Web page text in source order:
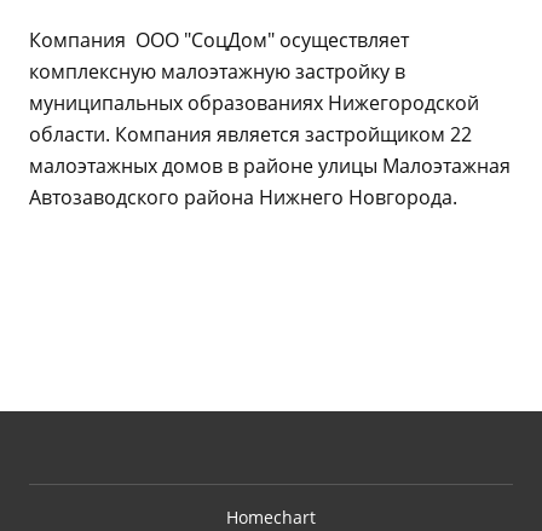
Компания ООО "СоцДом" осуществляет
комплексную малоэтажную застройку в
муниципальных образованиях Нижегородской
области. Компания является застройщиком 22
малоэтажных домов в районе улицы Малоэтажная
Автозаводского района Нижнего Новгорода.
Homechart